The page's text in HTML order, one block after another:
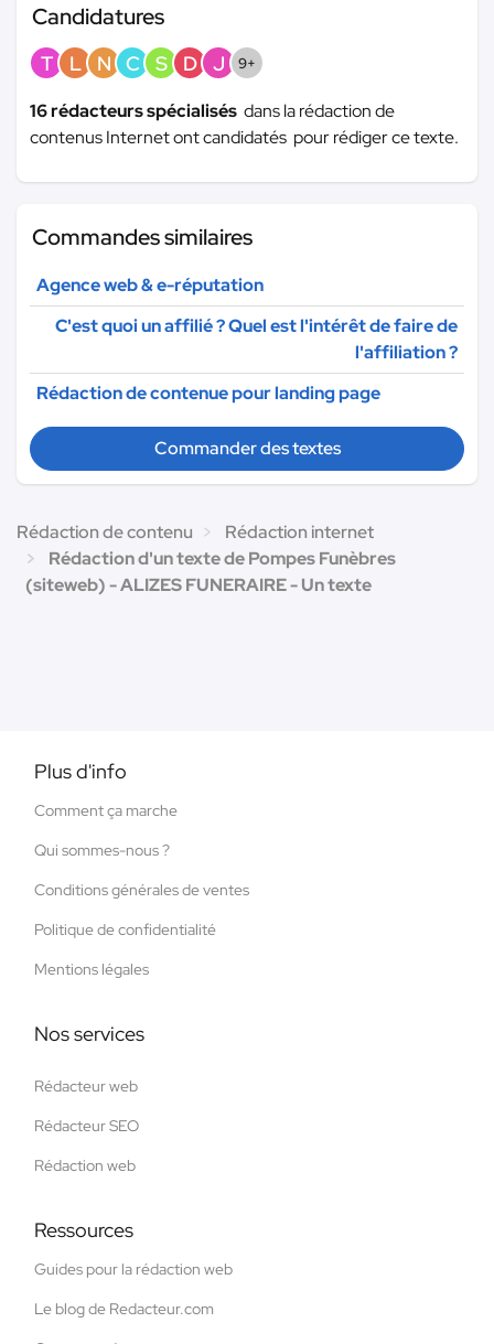
Candidatures
T L N C S D J 9+
16 rédacteurs spécialisés dans la rédaction de
contenus Internet ont candidatés pour rédiger ce texte.
Commandes similaires
Agence web & e-réputation
C'est quoi un affilié ? Quel est l'intérêt de faire de
l'affiliation ?
Rédaction de contenue pour landing page
Commander des textes
Rédaction de contenu
Rédaction internet
Rédaction d'un texte de Pompes Funèbres
(siteweb) - ALIZES FUNERAIRE - Un texte
Plus d'info
Comment ça marche
Qui sommes-nous ?
Conditions générales de ventes
Politique de confidentialité
Mentions légales
Nos services
Rédacteur web
Rédacteur SEO
Rédaction web
Ressources
Guides pour la rédaction web
Le blog de Redacteur.com